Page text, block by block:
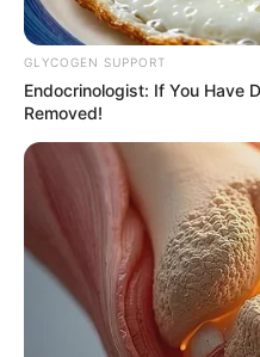
Barbie
BRAINBERRIES
GLYCOGEN SUPPORT
Endocrinologist: If You Have
Removed!